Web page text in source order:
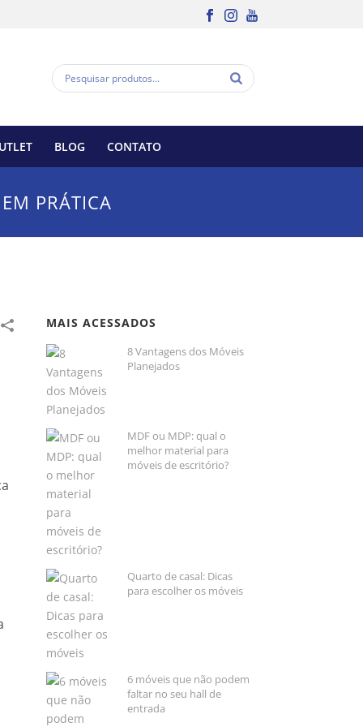
BLOG CONTATO
PRÁTICA
MAIS ACESSADOS
8 Vantagens dos Móveis
Planejados
MDF ou MDP: qual o
melhor material para
móveis de escritório?
Quarto de casal: Dicas
para escolher os móveis
6 móveis que não podem
faltar no seu hall de
entrada